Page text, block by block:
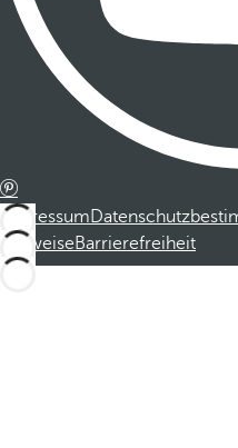
Impressum
HinweiseBarrierefreiheit